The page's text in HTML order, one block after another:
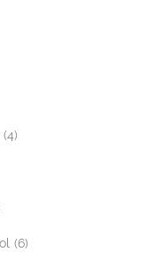
(4)
(6)